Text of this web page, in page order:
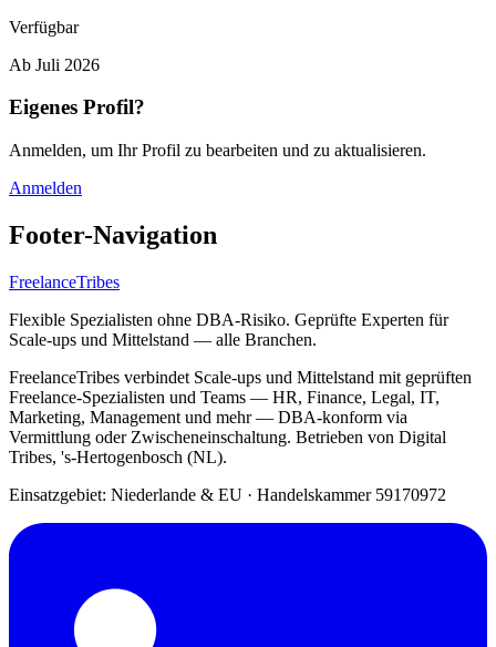
Verfügbar
Ab Juli 2026
Eigenes Profil?
Anmelden, um Ihr Profil zu bearbeiten und zu aktualisieren.
Anmelden
Footer-Navigation
FreelanceTribes
Flexible Spezialisten ohne DBA-Risiko. Geprüfte Experten für
Scale-ups und Mittelstand — alle Branchen.
FreelanceTribes verbindet Scale-ups und Mittelstand mit geprüften
Freelance-Spezialisten und Teams — HR, Finance, Legal, IT,
Marketing, Management und mehr — DBA-konform via
Vermittlung oder Zwischeneinschaltung. Betrieben von Digital
Tribes, 's-Hertogenbosch (NL).
Einsatzgebiet: Niederlande & EU · Handelskammer 59170972